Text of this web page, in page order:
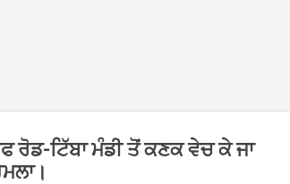
ਟਿੱਬਾ ਮੰਡੀ ਤੋਂ ਕਣਕ ਵੇਚ ਕੇ ਜਾ